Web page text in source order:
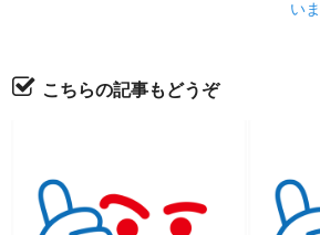
い
こちらの記事もどうぞ